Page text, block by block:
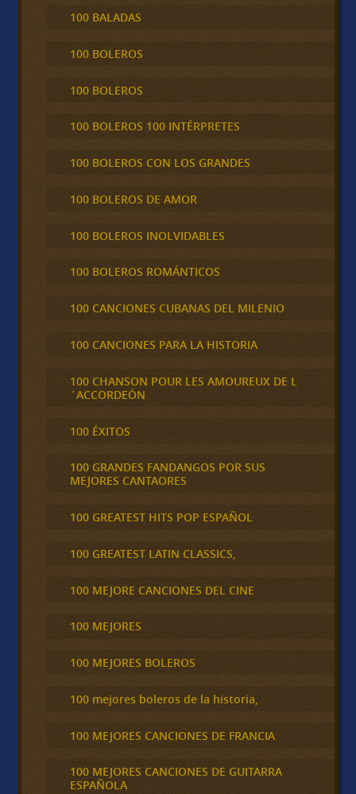
100 BALADAS
100 BOLEROS
100 BOLEROS
100 BOLEROS 100 INTÉRPRETES
100 BOLEROS CON LOS GRANDES
100 BOLEROS DE AMOR
100 BOLEROS INOLVIDABLES
100 BOLEROS ROMÁNTICOS
100 CANCIONES CUBANAS DEL MILENIO
100 CANCIONES PARA LA HISTORIA
100 CHANSON POUR LES AMOUREUX DE L
´ACCORDEÓN
100 ÉXITOS
100 GRANDES FANDANGOS POR SUS
MEJORES CANTAORES
100 GREATEST HITS POP ESPAÑOL
100 GREATEST LATIN CLASSICS,
100 MEJORE CANCIONES DEL CINE
100 MEJORES
100 MEJORES BOLEROS
100 mejores boleros de la historia,
100 MEJORES CANCIONES DE FRANCIA
100 MEJORES CANCIONES DE GUITARRA
ESPAÑOLA